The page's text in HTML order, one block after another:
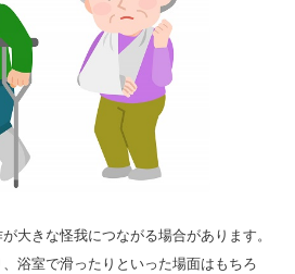
大きな怪我につながる場合があります。
浴室で滑ったりといった場面はもちろ